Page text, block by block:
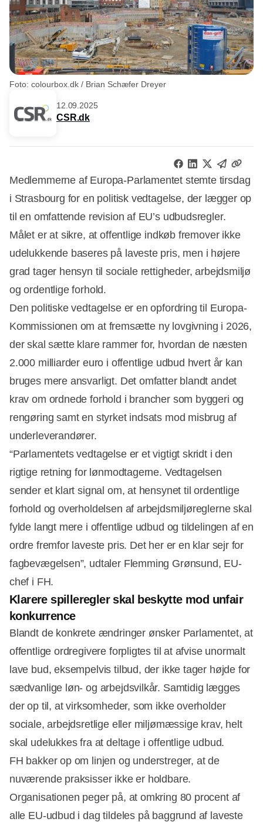
Foto: colourbox.dk / Brian Schæfer Dreyer
12.09.2025
CSR.dk
Medlemmerne af Europa-Parlamentet stemte tirsdag
i Strasbourg for en politisk vedtagelse, der lægger op
til en omfattende revision af EU’s udbudsregler.
Målet er at sikre, at offentlige indkøb fremover ikke
udelukkende baseres på laveste pris, men i højere
grad tager hensyn til sociale rettigheder, arbejdsmiljø
og ordentlige forhold.
Den politiske vedtagelse er en opfordring til Europa-
Kommissionen om at fremsætte ny lovgivning i 2026,
der skal sætte klare rammer for, hvordan de næsten
2.000 milliarder euro i offentlige udbud hvert år kan
bruges mere ansvarligt. Det omfatter blandt andet
krav om ordnede forhold i brancher som byggeri og
rengøring samt en styrket indsats mod misbrug af
underleverandører.
“Parlamentets vedtagelse er et vigtigt skridt i den
rigtige retning for lønmodtagerne. Vedtagelsen
sender et klart signal om, at hensynet til ordentlige
forhold og overholdelsen af arbejdsmiljøreglerne skal
fylde langt mere i offentlige udbud og tildelingen af en
ordre fremfor laveste pris. Det her er en klar sejr for
fagbevægelsen”, udtaler Flemming Grønsund, EU-
chef i FH.
Klarere spilleregler skal beskytte mod unfair
konkurrence
Blandt de konkrete ændringer ønsker Parlamentet, at
offentlige ordregivere forpligtes til at afvise unormalt
lave bud, eksempelvis tilbud, der ikke tager højde for
sædvanlige løn- og arbejdsvilkår. Samtidig lægges
der op til, at virksomheder, som ikke overholder
sociale, arbejdsretlige eller miljømæssige krav, helt
skal udelukkes fra at deltage i offentlige udbud.
FH bakker op om linjen og understreger, at de
nuværende praksisser ikke er holdbare.
Organisationen peger på, at omkring 80 procent af
alle EU-udbud i dag tildeles på baggrund af laveste